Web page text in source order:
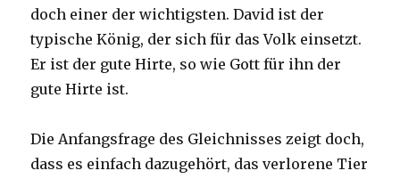
doch einer der wichtigsten. David ist der
typische König, der sich für das Volk einsetzt.
Er ist der gute Hirte, so wie Gott für ihn der
gute Hirte ist.
Die Anfangsfrage des Gleichnisses zeigt doch,
dass es einfach dazugehört, das verlorene Tier